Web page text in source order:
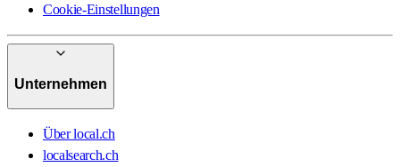
Cookie-Einstellungen
Unternehmen
Über local.ch
localsearch.ch